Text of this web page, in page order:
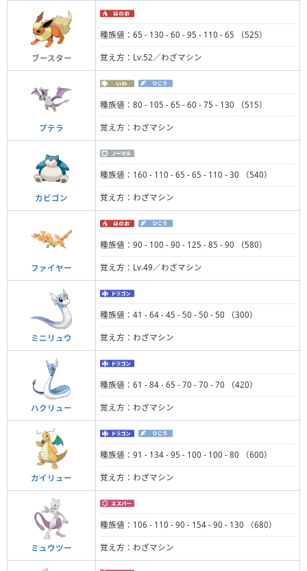
ブースター
種族値：65 - 130 - 60 - 95 - 110 - 65 （525）
覚え方：Lv.52／わざマシン
プテラ
種族値：80 - 105 - 65 - 60 - 75 - 130 （515）
覚え方：わざマシン
カビゴン
種族値：160 - 110 - 65 - 65 - 110 - 30 （540）
覚え方：わざマシン
ファイヤー
種族値：90 - 100 - 90 - 125 - 85 - 90 （580）
覚え方：Lv.49／わざマシン
ミニリュウ
種族値：41 - 64 - 45 - 50 - 50 - 50 （300）
覚え方：わざマシン
ハクリュー
種族値：61 - 84 - 65 - 70 - 70 - 70 （420）
覚え方：わざマシン
カイリュー
種族値：91 - 134 - 95 - 100 - 100 - 80 （600）
覚え方：わざマシン
ミュウツー
種族値：106 - 110 - 90 - 154 - 90 - 130 （680）
覚え方：わざマシン